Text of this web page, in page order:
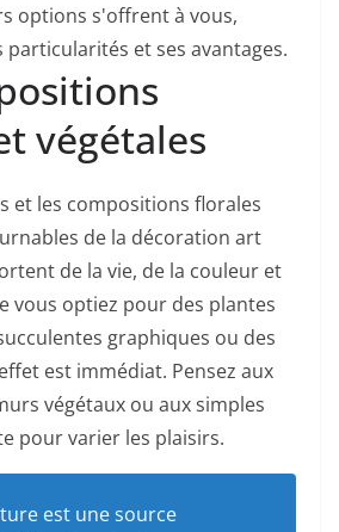
options s'offrent à vous,
particularités et ses avantages.
végétales
et les compositions florales
de la décoration art
de la vie, de la couleur et
vous optiez pour des plantes
graphiques ou des
est immédiat. Pensez aux
végétaux ou aux simples
pour varier les plaisirs.
est une source